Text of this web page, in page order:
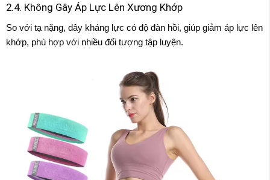
2.4. Không Gây Áp Lực Lên Xương Khớp
So với tạ nặng, dây kháng lực có độ đàn hồi, giúp giảm áp lực lên
khớp, phù hợp với nhiều đối tượng tập luyện.